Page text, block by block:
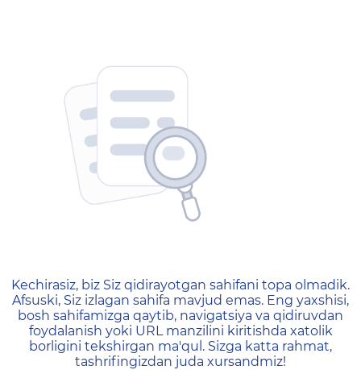
404 — Страница не
Kechirasiz, biz Siz qidirayotgan sahifani topa olmadik.
Afsuski, Siz izlagan sahifa mavjud emas. Eng yaxshisi,
bosh sahifamizga qaytib, navigatsiya va qidiruvdan
foydalanish yoki URL manzilini kiritishda xatolik
borligini tekshirgan ma'qul. Sizga katta rahmat,
tashrifingizdan juda xursandmiz!